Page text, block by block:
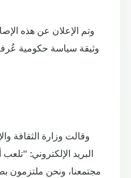
وتم الإعلان عن هذه
وثيقة سياسة حكومية
وقالت وزارة الثقافة
البريد الإلكتروني:
مجتمعنا، ونحن ملتزمون